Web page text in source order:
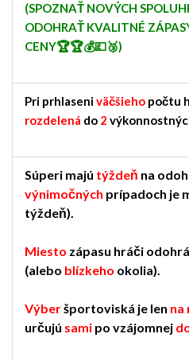
(SPOZNAŤ NOVÝCH
ODOHRAŤ KVALITNÉ
CENY🏆🏆💰💷🥉)
Pri prhlaseniväčšieho počtu
rozdelená do 2
Súperi majú týždeň na
výnimočných prípadoch je
týždeň).
Miesto zápasu hráči
(alebo blízkeho okolia).
Výberšportoviská je len na
určujú sami po vzájomnej